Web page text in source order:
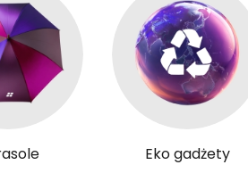
Eko gadżety